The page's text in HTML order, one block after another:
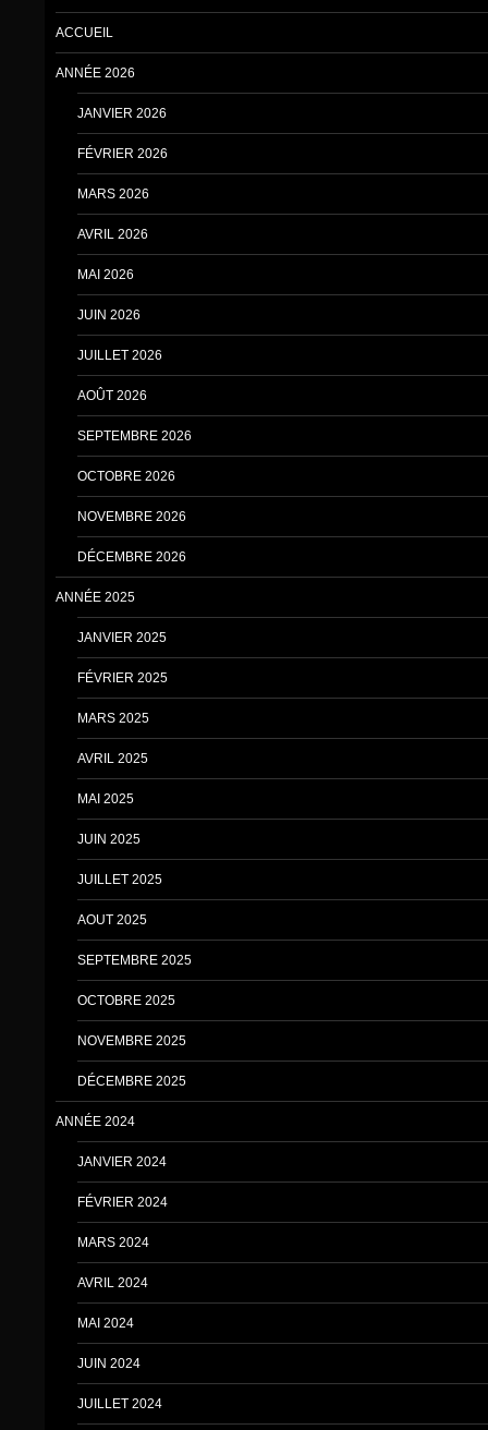
ACCUEIL
ANNÉE 2026
JANVIER 2026
FÉVRIER 2026
MARS 2026
AVRIL 2026
MAI 2026
JUIN 2026
JUILLET 2026
AOÛT 2026
SEPTEMBRE 2026
OCTOBRE 2026
NOVEMBRE 2026
DÉCEMBRE 2026
ANNÉE 2025
JANVIER 2025
FÉVRIER 2025
MARS 2025
AVRIL 2025
MAI 2025
JUIN 2025
JUILLET 2025
AOUT 2025
SEPTEMBRE 2025
OCTOBRE 2025
NOVEMBRE 2025
DÉCEMBRE 2025
ANNÉE 2024
JANVIER 2024
FÉVRIER 2024
MARS 2024
AVRIL 2024
MAI 2024
JUIN 2024
JUILLET 2024